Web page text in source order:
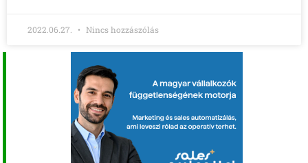
2022.06.27. Nincs hozzászólás